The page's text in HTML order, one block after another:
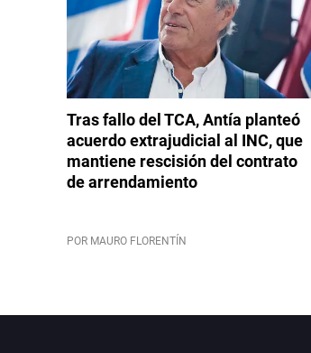
Tras fallo del TCA, Antía planteó
acuerdo extrajudicial al INC, que
mantiene rescisión del contrato
de arrendamiento
POR MAURO FLORENTÍN